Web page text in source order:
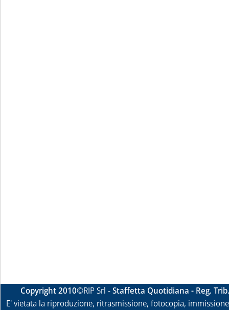
Copyright 2010©RIP Srl -Staffetta Quotidiana - Reg.
E' vietata la riproduzione, ritrasmissione, fotocopia,